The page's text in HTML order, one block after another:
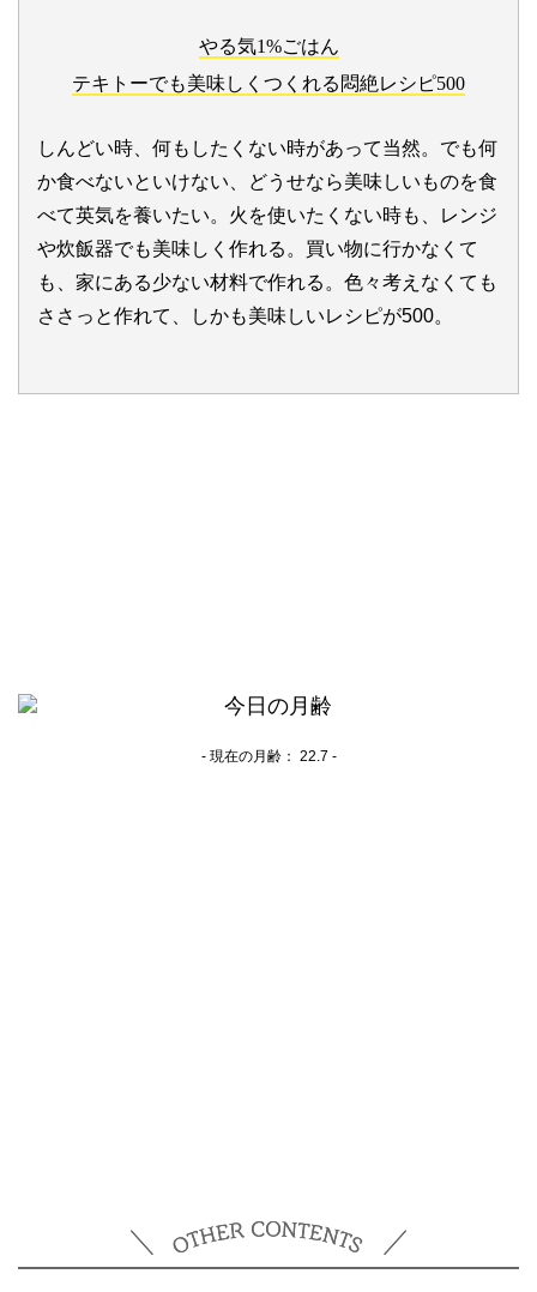
やる気1%ごはん
テキトーでも美味しくつくれる悶絶レシピ500
しんどい時、何もしたくない時があって当然。でも何
か食べないといけない、どうせなら美味しいものを食
べて英気を養いたい。火を使いたくない時も、レンジ
や炊飯器でも美味しく作れる。買い物に行かなくて
も、家にある少ない材料で作れる。色々考えなくても
ささっと作れて、しかも美味しいレシピが500。
- 現在の月齢： 22.7 -